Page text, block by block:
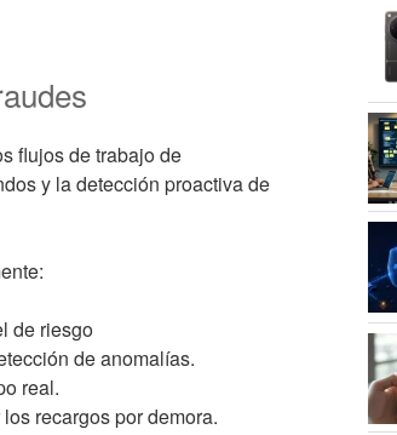
flujos de trabajo de
y la detección proactiva de
de riesgo
de anomalías.
real.
recargos por demora.